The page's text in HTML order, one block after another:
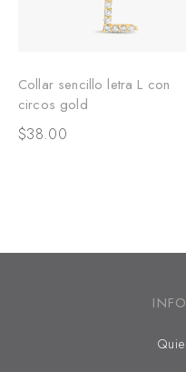
Collar sencillo letra L con
circos gold
$38.00